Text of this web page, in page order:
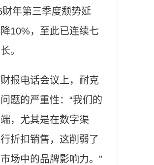
年第三季度颓势延
10%，至此已连续七
。
电话会议上，耐克
题的严重性：“我们的
，尤其是在数字渠
折扣销售，这削弱了
场中的品牌影响力。”